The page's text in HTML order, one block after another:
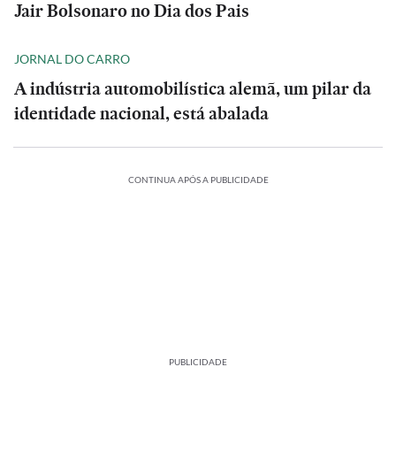
Jair Bolsonaro no Dia dos Pais
JORNAL DO CARRO
A indústria automobilística alemã, um pilar da
identidade nacional, está abalada
CONTINUA APÓS A PUBLICIDADE
PUBLICIDADE